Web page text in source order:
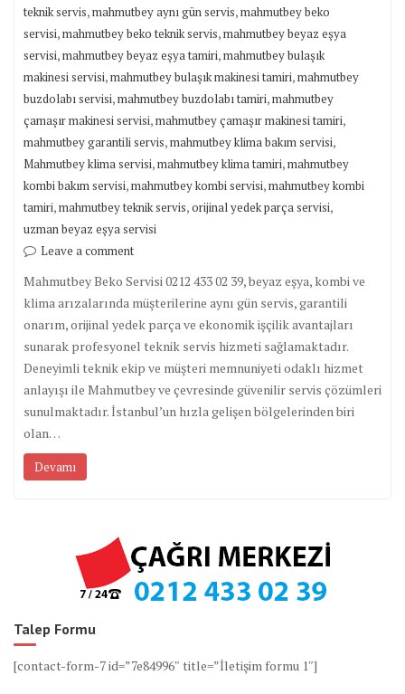
teknik servis,mahmutbey aynı gün servis,mahmutbey beko
servisi,mahmutbey beko teknik servis,mahmutbey beyaz eşya
servisi,mahmutbey beyaz eşya tamiri,mahmutbey bulaşık
makinesi servisi,mahmutbey bulaşık makinesi tamiri,mahmutbey
buzdolabı servisi,mahmutbey buzdolabı tamiri,mahmutbey
çamaşır makinesi servisi,mahmutbey çamaşır makinesi tamiri,
mahmutbey garantili servis,mahmutbey klima bakım servisi,
Mahmutbey klima servisi,mahmutbey klima tamiri,mahmutbey
kombi bakım servisi,mahmutbey kombi servisi,mahmutbey kombi
tamiri,mahmutbey teknik servis,orijinal yedek parça servisi,
uzman beyaz eşya servisi
Leave a comment
Mahmutbey Beko Servisi 0212 433 02 39, beyaz eşya, kombi ve
klima arızalarında müşterilerine aynı gün servis, garantili
onarım, orijinal yedek parça ve ekonomik işçilik avantajları
sunarak profesyonel teknik servis hizmeti sağlamaktadır.
Deneyimli teknik ekip ve müşteri memnuniyeti odaklı hizmet
anlayışı ile Mahmutbey ve çevresinde güvenilir servis çözümleri
sunulmaktadır. İstanbul’un hızla gelişen bölgelerinden biri
olan…
Devamı
Talep Formu
[contact-form-7 id=”7e84996″ title=”İletişim formu 1″]